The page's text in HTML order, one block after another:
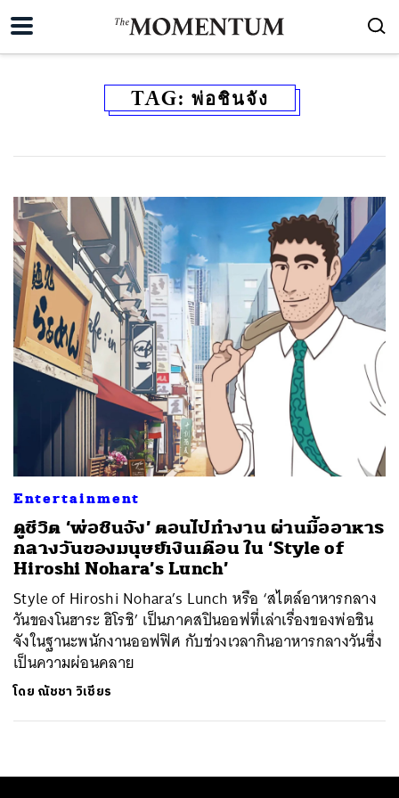
TAG: พ่อชินจัง
Entertainment
ดูชีวิต ‘พ่อชินจัง’ ตอนไปทำงาน ผ่านมื้ออาหาร
กลางวันของมนุษย์เงินเดือน ใน ‘Style of
Hiroshi Nohara’s Lunch’
Style of Hiroshi Nohara’s Lunch หรือ ‘สไตล์อาหารกลาง
วันของโนฮาระ ฮิโรชิ’ เป็นภาคสปินออฟที่เล่าเรื่องของพ่อชิน
จังในฐานะพนักงานออฟฟิศ กับช่วงเวลากินอาหารกลางวันซึ่ง
เป็นความผ่อนคลาย
โดย ณัชชา วิเชียร
SHARE TWEET LINE EMAIL